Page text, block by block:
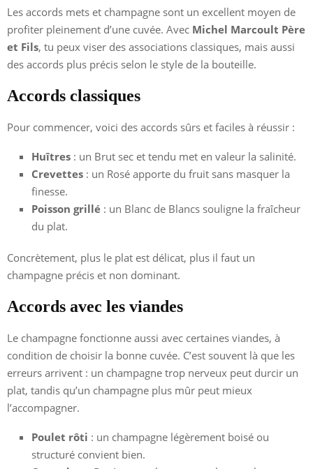
Les accords mets et champagne sont un excellent moyen de
profiter pleinement d’une cuvée. Avec Michel Marcoult Père
et Fils, tu peux viser des associations classiques, mais aussi
des accords plus précis selon le style de la bouteille.
Accords classiques
Pour commencer, voici des accords sûrs et faciles à réussir :
Huîtres : un Brut sec et tendu met en valeur la salinité.
Crevettes : un Rosé apporte du fruit sans masquer la
finesse.
Poisson grillé : un Blanc de Blancs souligne la fraîcheur
du plat.
Concrètement, plus le plat est délicat, plus il faut un
champagne précis et non dominant.
Accords avec les viandes
Le champagne fonctionne aussi avec certaines viandes, à
condition de choisir la bonne cuvée. C’est souvent là que les
erreurs arrivent : un champagne trop nerveux peut durcir un
plat, tandis qu’un champagne plus mûr peut mieux
l’accompagner.
Poulet rôti : un champagne légèrement boisé ou
structuré convient bien.